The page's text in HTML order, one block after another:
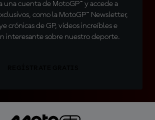
una cuenta de MotoGP™ y accede a
como la MotoGP™ Newsletter,
crónicas de GP, vídeos increíbles e
interesante sobre nuestro deporte.